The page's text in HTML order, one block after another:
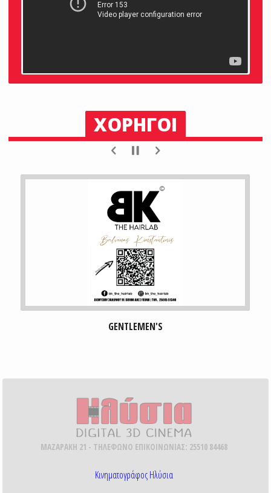
ΧΟΡΗΓΟΙ
GENTLEMEN'S
ΜΑΖΑΡΑΚΗ 21 - ΤΗΛΕΦΩΝΟ ΕΠΙΚΟΙΝΩΝΙΑΣ: 25510 84468
Κινηματογράφος Ηλύσια